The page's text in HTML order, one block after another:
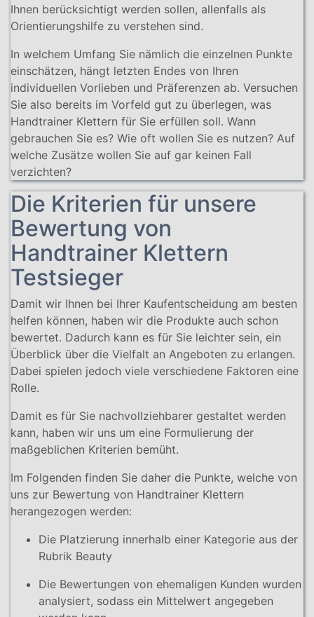
Ihnen berücksichtigt werden sollen, allenfalls als
Orientierungshilfe zu verstehen sind.
In welchem Umfang Sie nämlich die einzelnen Punkte
einschätzen, hängt letzten Endes von Ihren
individuellen Vorlieben und Präferenzen ab. Versuchen
Sie also bereits im Vorfeld gut zu überlegen, was
Handtrainer Klettern für Sie erfüllen soll. Wann
gebrauchen Sie es? Wie oft wollen Sie es nutzen? Auf
welche Zusätze wollen Sie auf gar keinen Fall
verzichten?
Die Kriterien für unsere
Bewertung von
Handtrainer Klettern
Testsieger
Damit wir Ihnen bei Ihrer Kaufentscheidung am besten
helfen können, haben wir die Produkte auch schon
bewertet. Dadurch kann es für Sie leichter sein, ein
Überblick über die Vielfalt an Angeboten zu erlangen.
Dabei spielen jedoch viele verschiedene Faktoren eine
Rolle.
Damit es für Sie nachvollziehbarer gestaltet werden
kann, haben wir uns um eine Formulierung der
maßgeblichen Kriterien bemüht.
Im Folgenden finden Sie daher die Punkte, welche von
uns zur Bewertung von Handtrainer Klettern
herangezogen werden:
Die Platzierung innerhalb einer Kategorie aus der
Rubrik Beauty
Die Bewertungen von ehemaligen Kunden wurden
analysiert, sodass ein Mittelwert angegeben